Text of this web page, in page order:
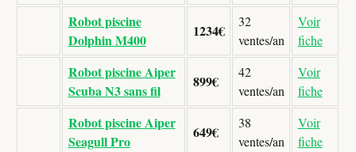
Robot piscine
Dolphin M400
1234€
32
ventes/an
Voir
fiche
Robot piscine Aiper
Scuba N3 sans fil
899€
42
ventes/an
Voir
fiche
Robot piscine Aiper
Seagull Pro
649€
38
ventes/an
Voir
fiche